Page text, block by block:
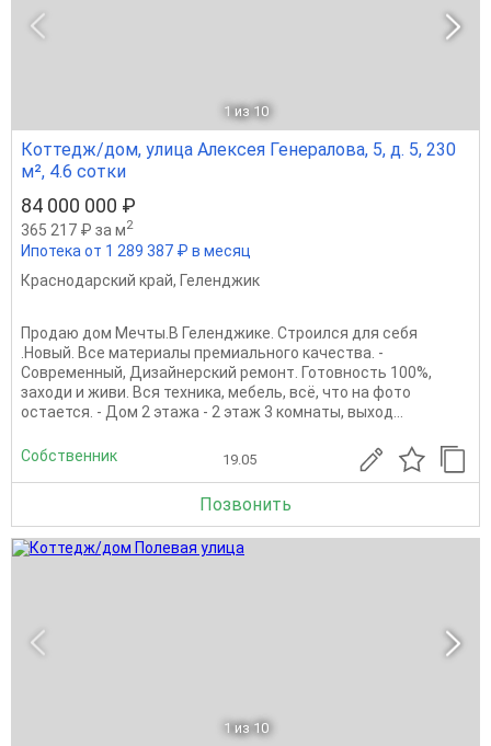
1 из 10
Коттедж/дом, улица Алексея Генералова, 5, д. 5, 230
м², 4.6 сотки
84 000 000 ₽
365 217 ₽ за м2
Ипотека от 1 289 387 ₽ в месяц
Краснодарский край, Геленджик
Продаю дом Мечты.В Геленджике. Строился для себя
.Новый. Все материалы премиального качества. -
Современный, Дизайнерский ремонт. Готовность 100%,
заходи и живи. Вся техника, мебель, всё, что на фото
остается. - Дом 2 этажа - 2 этаж 3 комнаты, выход...
Собственник 19.05
Позвонить
1 из 10